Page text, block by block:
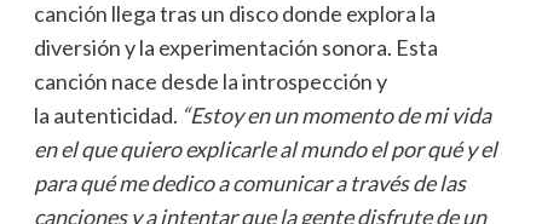
canción llega tras un disco donde explora la
diversión y la experimentación sonora. Esta
canción nace desde la introspección y
la autenticidad. “Estoy en un momento de mi vida
en el que quiero explicarle al mundo el por qué y el
para qué me dedico a comunicar a través de las
canciones y a intentar que la gente disfrute de un